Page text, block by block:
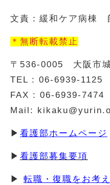
文責：緩和ケア病棟
＊無断転載禁止
〒536-0005 大阪市
TEL : 06-6939-1125
FAX : 06-6939-7474
Mail:
▶ 看護部ホームページ
▶ 看護部募集要項
▶ 転職・復職をお考